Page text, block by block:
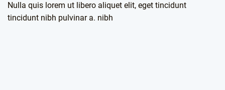
Nulla quis lorem ut libero aliquet elit, eget tincidunt
tincidunt nibh pulvinar a. nibh